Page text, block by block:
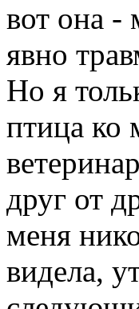
вот она -
явно
Но я
птица ко
друг от
меня
видела,